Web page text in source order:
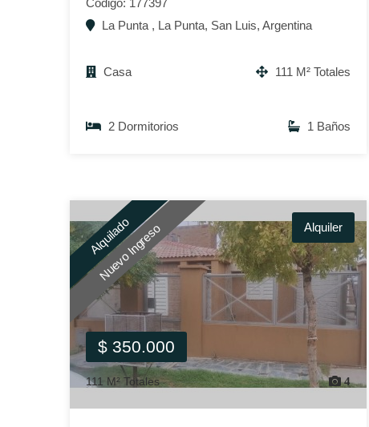
La Punta , La Punta, San Luis, Argentina
Casa 111 M² Totales
2 Dormitorios 1 Baños
Alquilado
Nuevo Ingreso Alquiler
$ 350.000
111 M² Totales 4